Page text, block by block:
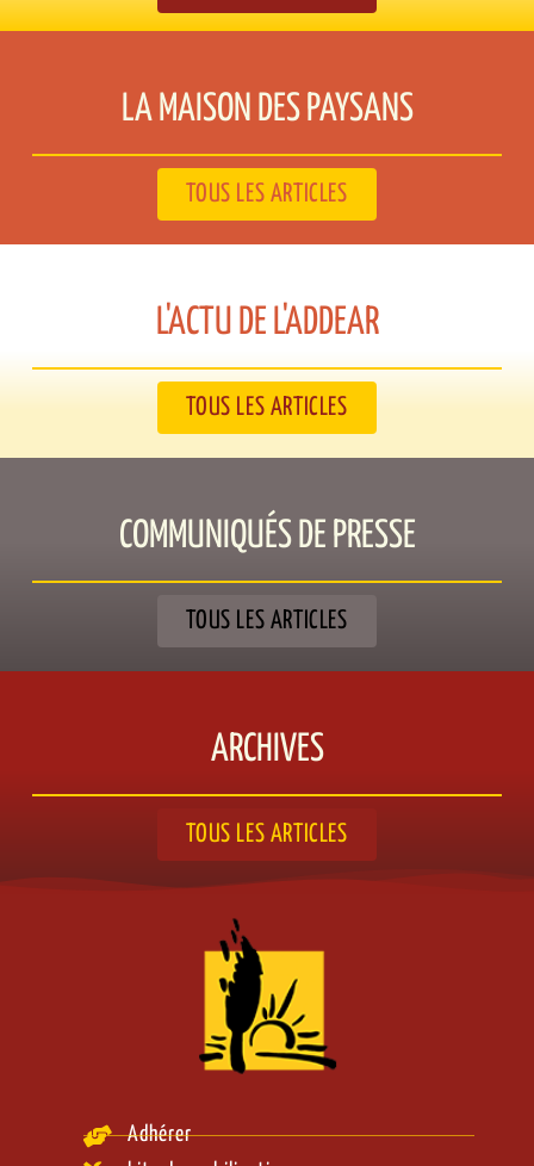
LA MAISON DES PAYSANS​
TOUS LES ARTICLES
L'ACTU DE L'ADDEAR​
TOUS LES ARTICLES
COMMUNIQUÉS DE PRESSE​
TOUS LES ARTICLES
ARCHIVES
TOUS LES ARTICLES
Adhérer